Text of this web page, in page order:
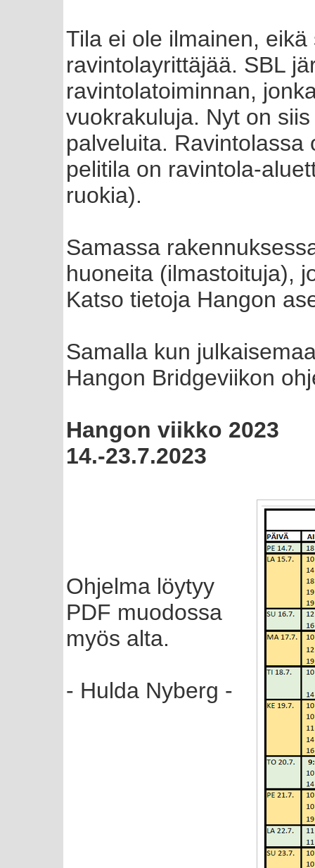
Tila ei ole ilmainen,
ravintolayrittäjää. SBL
ravintolatoiminnan,
vuokrakuluja. Nyt on
palveluita.
pelitila on ravintola-
ruokia).
Samassa
huoneita (ilmastoituja),
Katso tietoja Hangon
Samalla kun
Hangon Bridgeviikon
Hangon viikko 2023
14.-23.7.2023
Ohjelma löytyy
PDF muodossa
myös alta.
- Hulda Nyberg -